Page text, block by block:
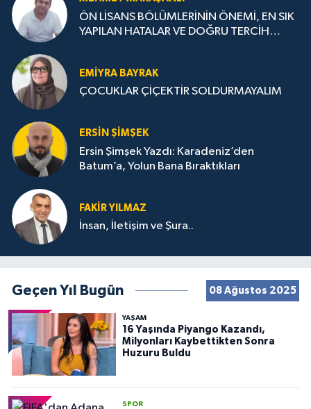
ÖN LİSANS BÖLÜMLERİNİN ÖNEMİ, EN SIK
YAPILAN HATALAR VE DOĞRU TERCİH
EMIYRA BAYRAK
ÇOCUKLAR ÇİÇEKTİR SOLDURMAYALIM
ERSIN ŞIMŞEK
Ersin Şimşek Yazdı: Karadeniz’den
Batum’a, Yolun Bana Bıraktıkları
FAKIR YILMAZ
İnsan, İletişim ve Şura..
Geçen Yıl Bugün 08 Ağustos 2025
YAŞAM
16 Yaşında Piyango Kazandı,
Milyonları Kaybettikten Sonra
Huzuru Buldu
SPOR